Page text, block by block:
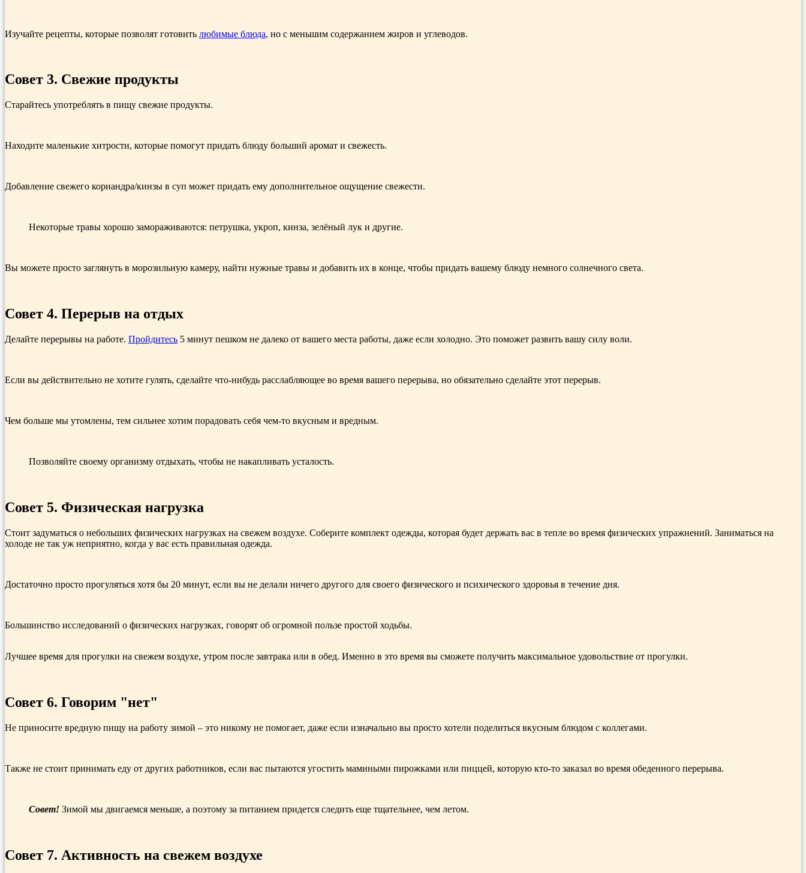
Изучайте рецепты, которые позволят готовить любимые блюда, но с меньшим содержанием жиров и углеводов.
Совет 3. Свежие продукты
Старайтесь употреблять в пищу свежие продукты.
Находите маленькие хитрости, которые помогут придать блюду больший аромат и свежесть.
Добавление свежего кориандра/кинзы в суп может придать ему дополнительное ощущение свежести.
Некоторые травы хорошо замораживаются: петрушка, укроп, кинза, зелёный лук и другие.
Вы можете просто заглянуть в морозильную камеру, найти нужные травы и добавить их в конце, чтобы придать вашему блюду немного солнечного света.
Совет 4. Перерыв на отдых
Делайте перерывы на работе. Пройдитесь 5 минут пешком не далеко от вашего места работы, даже если холодно. Это поможет развить вашу силу воли.
Если вы действительно не хотите гулять, сделайте что-нибудь расслабляющее во время вашего перерыва, но обязательно сделайте этот перерыв.
Чем больше мы утомлены, тем сильнее хотим порадовать себя чем-то вкусным и вредным.
Позволяйте своему организму отдыхать, чтобы не накапливать усталость.
Совет 5. Физическая нагрузка
Стоит задуматься о небольших физических нагрузках на свежем воздухе. Соберите комплект одежды, которая будет держать вас в тепле во время физических упражнений. Заниматься на
холоде не так уж неприятно, когда у вас есть правильная одежда.
Достаточно просто прогуляться хотя бы 20 минут, если вы не делали ничего другого для своего физического и психического здоровья в течение дня.
Большинство исследований о физических нагрузках, говорят об огромной пользе простой ходьбы.
Лучшее время для прогулки на свежем воздухе, утром после завтрака или в обед. Именно в это время вы сможете получить максимальное удовольствие от прогулки.
Совет 6. Говорим "нет"
Не приносите вредную пищу на работу зимой – это никому не помогает, даже если изначально вы просто хотели поделиться вкусным блюдом с коллегами.
Также не стоит принимать еду от других работников, если вас пытаются угостить мамиными пирожками или пиццей, которую кто-то заказал во время обеденного перерыва.
Совет! Зимой мы двигаемся меньше, а поэтому за питанием придется следить еще тщательнее, чем летом.
Совет 7. Активность на свежем воздухе